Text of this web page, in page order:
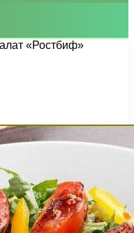
«Ростбиф»